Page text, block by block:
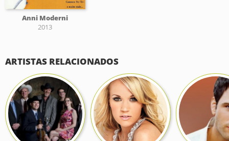
Anni Moderni
2013
ARTISTAS RELACIONADOS